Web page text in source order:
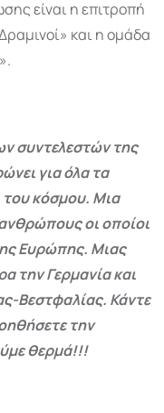
είναι η επιτροπή
και η ομάδα
συντελεστών της
για όλα τα
του κόσμου. Μια
οι οποίοι
Ευρώπης. Μιας
την Γερμανία και
Βεστφαλίας. Κάντε
την
θερμά!!!